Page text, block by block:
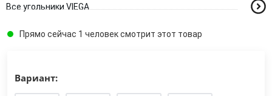
Все угольники VIEGA
Прямо сейчас 1 человек смотрит этот товар
Вариант: